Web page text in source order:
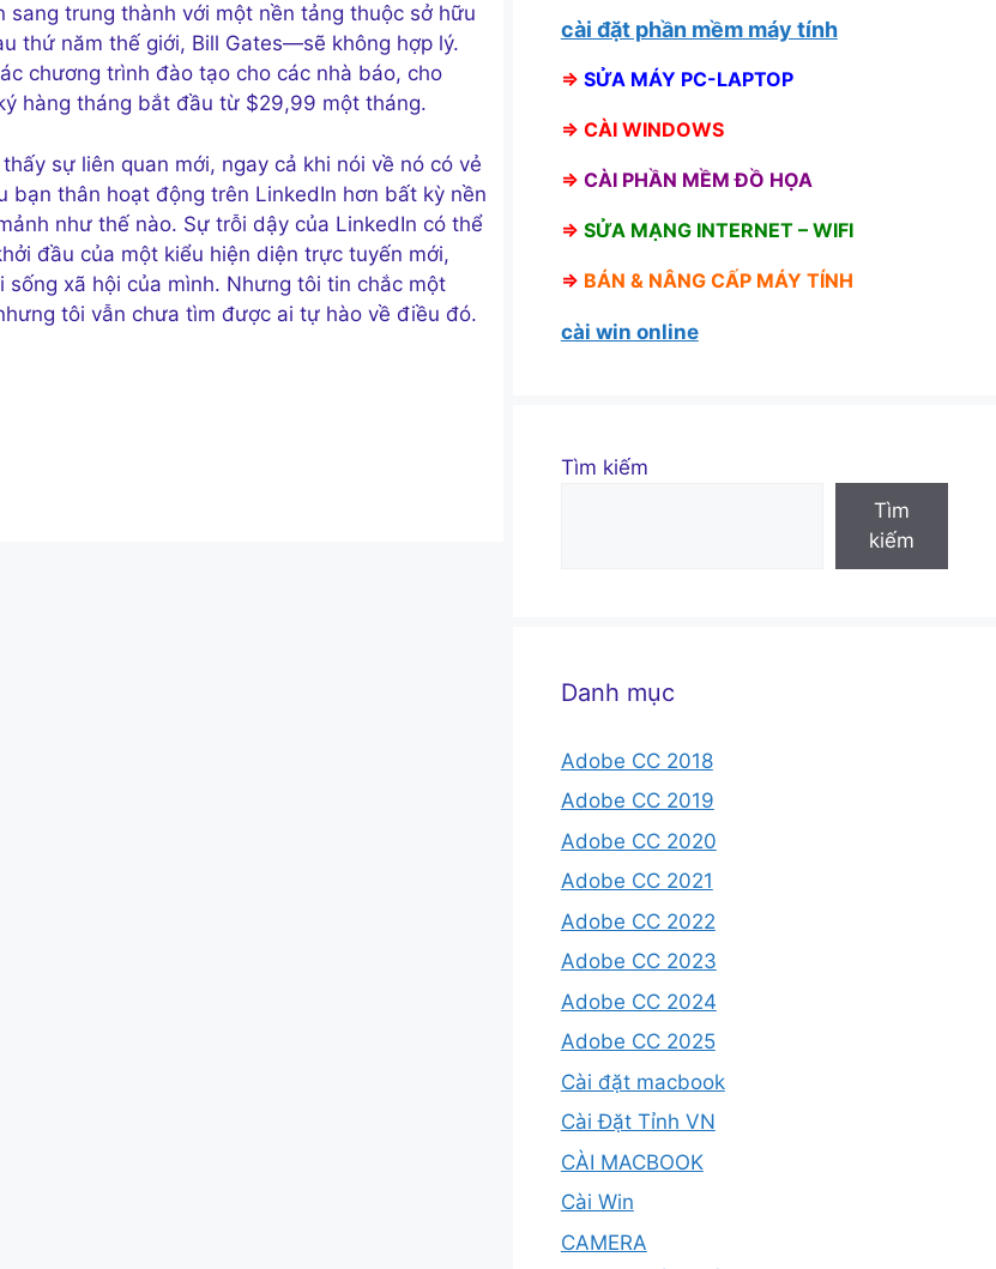
trung thành với một nền tảng thuộc sở hữu
thứ năm thế giới, Bill Gates—sẽ không hợp lý.
chương trình đào tạo cho các nhà báo, cho
hàng tháng bắt đầu từ $29,99 một tháng.
sự liên quan mới, ngay cả khi nói về nó có vẻ
thân hoạt động trên LinkedIn hơn bất kỳ nền
như thế nào. Sự trỗi dậy của LinkedIn có thể
đầu của một kiểu hiện diện trực tuyến mới,
xã hội của mình. Nhưng tôi tin chắc một
tôi vẫn chưa tìm được ai tự hào về điều đó.
cài đặt phần mềm máy tính
⇒ SỬA MÁY PC-LAPTOP
⇒ CÀI WINDOWS
⇒ CÀI PHẦN MỀM ĐỒ HỌA
⇒ SỬA MẠNG INTERNET – WIFI
⇒ BÁN & NÂNG CẤP MÁY TÍNH
cài win online
Tìm kiếm
Tìm
kiếm
Danh mục
Adobe CC 2018
Adobe CC 2019
Adobe CC 2020
Adobe CC 2021
Adobe CC 2022
Adobe CC 2023
Adobe CC 2024
Adobe CC 2025
Cài đặt macbook
Cài Đặt Tỉnh VN
CÀI MACBOOK
Cài Win
CAMERA